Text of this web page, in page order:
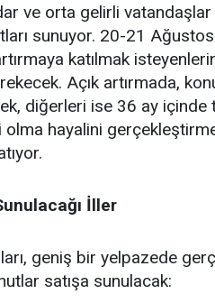
ve orta gelirli
sunuyor. 20-21
katılmak
Açık artırmada,
diğerleri ise 36 ay içinde
olma hayalini
İller
geniş bir yelpazede
satışa sunulacak: